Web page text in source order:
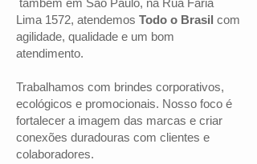
também em São Paulo, na Rua Faria
Lima 1572, atendemos Todo o Brasil com
agilidade, qualidade e um bom
atendimento.
Trabalhamos com brindes corporativos,
ecológicos e promocionais. Nosso foco é
fortalecer a imagem das marcas e criar
conexões duradouras com clientes e
colaboradores.